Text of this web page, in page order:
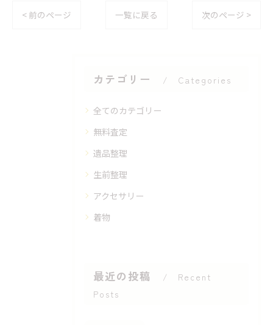
< 前のページ 一覧に戻る 次のページ >
カテゴリー Categories
全てのカテゴリー
無料査定
遺品整理
生前整理
アクセサリー
着物
最近の投稿
Recent
Posts